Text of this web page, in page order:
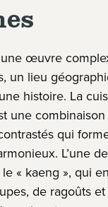
œuvre
un lieu
histoire. La
une
qui
L’une
« kaeng », qui
de ragoûts